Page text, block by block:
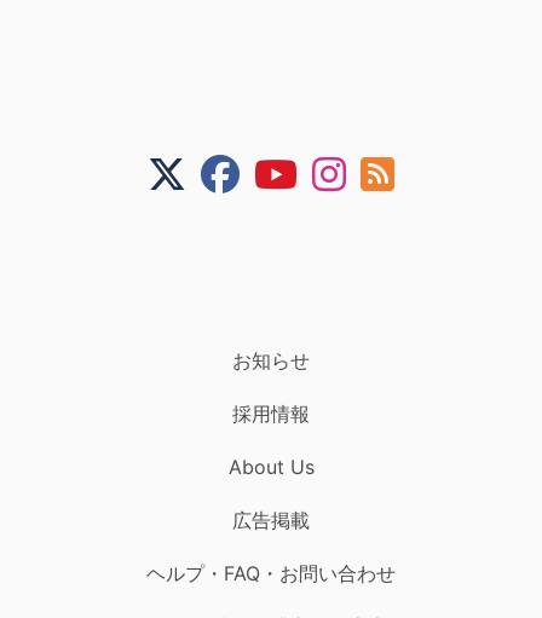
お知らせ
採用情報
About Us
広告掲載
ヘルプ・FAQ・お問い合わせ